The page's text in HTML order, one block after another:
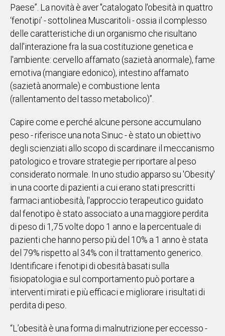
Paese”. La novità è aver "catalogato l'obesità in quattro
‘fenotipi’ - sottolinea Muscaritoli - ossia il complesso
delle caratteristiche di un organismo che risultano
dall'interazione fra la sua costituzione genetica e
l'ambiente: cervello affamato (sazietà anormale), fame
emotiva (mangiare edonico), intestino affamato
(sazietà anormale) e combustione lenta
(rallentamento del tasso metabolico)”.
Capire come e perché alcune persone accumulano
peso - riferisce una nota Sinuc - è stato un obiettivo
degli scienziati allo scopo di scardinare il meccanismo
patologico e trovare strategie per riportare al peso
considerato normale. In uno studio apparso su 'Obesity'
in una coorte di pazienti a cui erano stati prescritti
farmaci antiobesità, l'approccio terapeutico guidato
dal fenotipo è stato associato a una maggiore perdita
di peso di 1,75 volte dopo 1 anno e la percentuale di
pazienti che hanno perso più del 10% a 1 anno è stata
del 79% rispetto al 34% con il trattamento generico.
Identificare i fenotipi di obesità basati sulla
fisiopatologia e sul comportamento può portare a
interventi mirati e più efficaci e migliorare i risultati di
perdita di peso.
“L’obesità è una forma di malnutrizione per eccesso -